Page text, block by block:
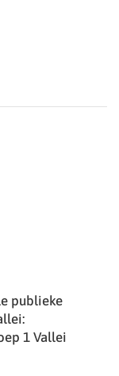
publieke
1 Vallei